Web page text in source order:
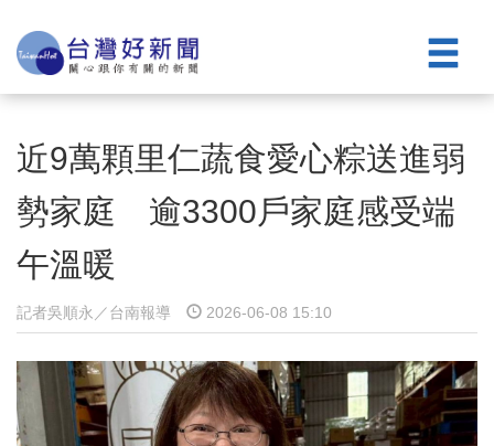
近9萬顆里仁蔬食愛心粽送進弱
勢家庭 逾3300戶家庭感受端
午溫暖
記者吳順永／台南報導 2026-06-08 15:10